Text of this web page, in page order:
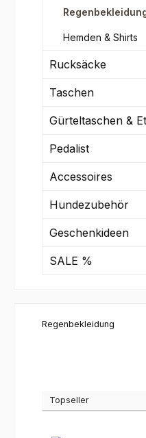
Hemden & Shirts
Rucksäcke
Taschen
Gürteltaschen &
Pedalist
Accessoires
Hundezubehör
Geschenkideen
SALE %
Regenbekleidung